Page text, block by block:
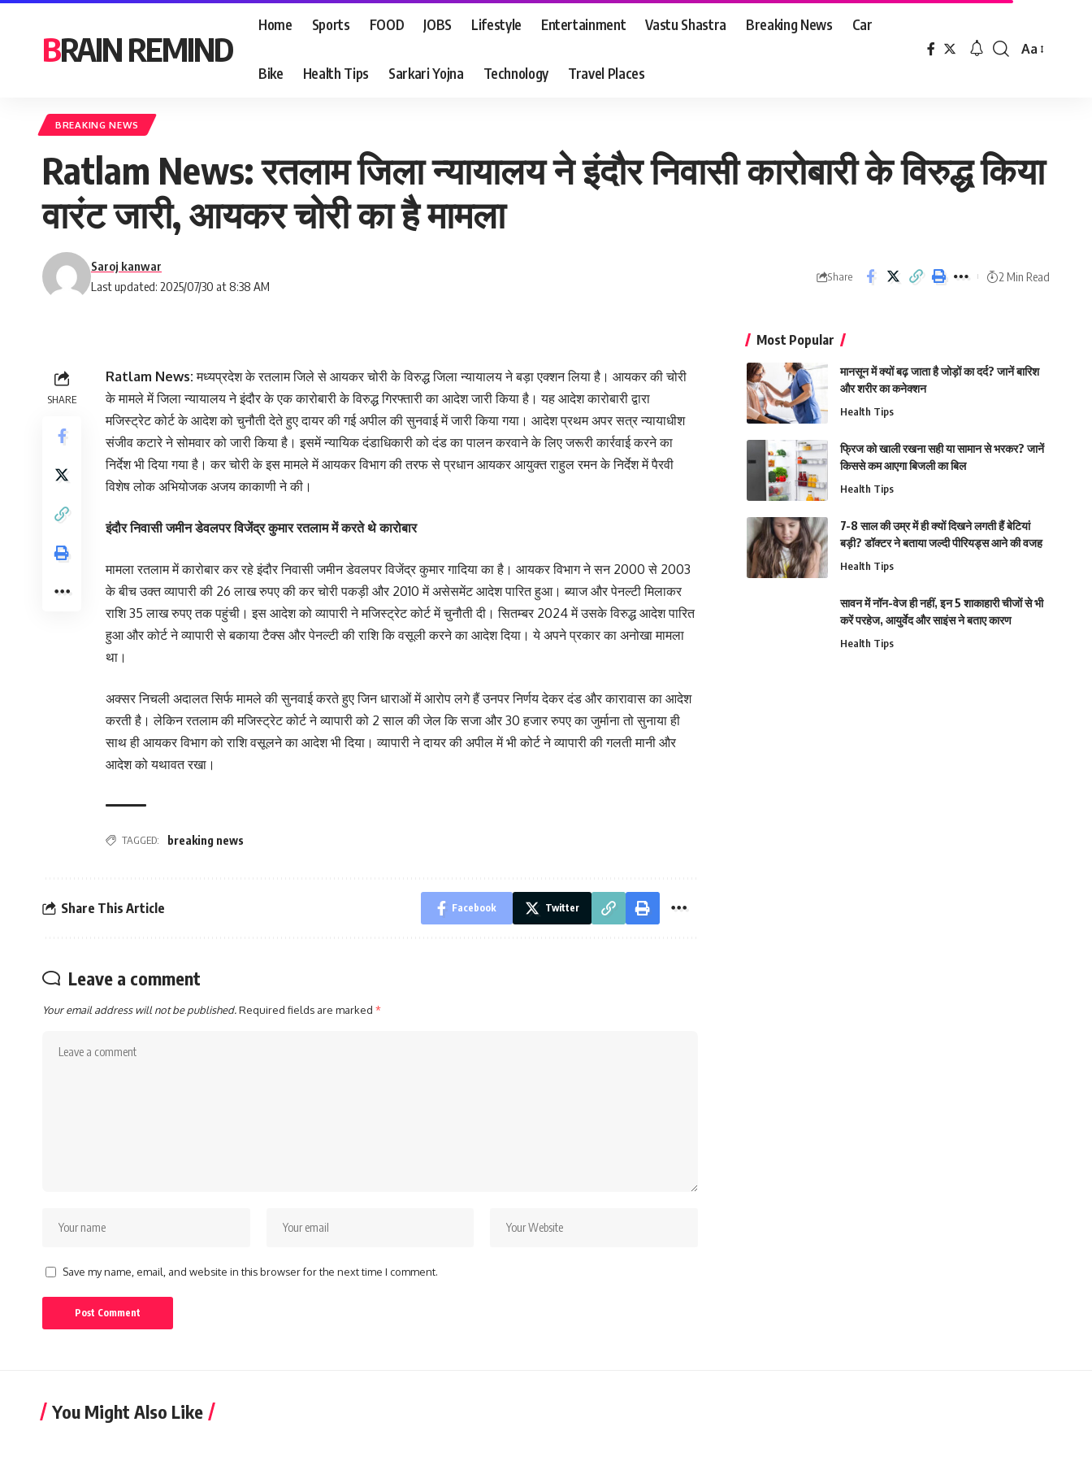
BRAIN REMIND
Home Sports FOOD JOBS Lifestyle Entertainment Vastu Shastra Breaking News Car
Bike Health Tips Sarkari Yojna Technology Travel Places
Font
Aa
BREAKING NEWS
Ratlam News: रतलाम जिला न्यायालय ने इंदौर निवासी कारोबारी के विरुद्ध किया
वारंट जारी, आयकर चोरी का है मामला
Last updated: 2025/07/30 at 8:38 AM
Saroj kanwar
Share 2 Min Read
SHARE
Ratlam News:मध्यप्रदेश के रतलाम जिले से आयकर चोरी के विरुद्ध जिला न्यायालय ने बड़ा एक्शन लिया है। आयकर की चोरी
के मामले में जिला न्यायालय ने इंदौर के एक कारोबारी के विरुद्ध गिरफ्तारी का आदेश जारी किया है। यह आदेश कारोबारी द्वारा
मजिस्ट्रेट कोर्ट के आदेश को चुनौती देते हुए दायर की गई अपील की सुनवाई में जारी किया गया। आदेश प्रथम अपर सत्र न्यायाधीश
संजीव कटारे ने सोमवार को जारी किया है। इसमें न्यायिक दंडाधिकारी को दंड का पालन करवाने के लिए जरूरी कार्रवाई करने का
निर्देश भी दिया गया है। कर चोरी के इस मामले में आयकर विभाग की तरफ से प्रधान आयकर आयुक्त राहुल रमन के निर्देश में पैरवी
विशेष लोक अभियोजक अजय काकाणी ने की।
इंदौर निवासी जमीन डेवलपर विजेंद्र कुमार रतलाम में करते थे कारोबार
मामला रतलाम में कारोबार कर रहे इंदौर निवासी जमीन डेवलपर विजेंद्र कुमार गादिया का है। आयकर विभाग ने सन 2000 से 2003
के बीच उक्त व्यापारी की 26 लाख रुपए की कर चोरी पकड़ी और 2010 में असेसमेंट आदेश पारित हुआ। ब्याज और पेनल्टी मिलाकर
राशि 35 लाख रुपए तक पहुंची। इस आदेश को व्यापारी ने मजिस्ट्रेट कोर्ट में चुनौती दी। सितम्बर 2024 में उसके विरुद्ध आदेश पारित
हुआ और कोर्ट ने व्यापारी से बकाया टैक्स और पेनल्टी की राशि कि वसूली करने का आदेश दिया। ये अपने प्रकार का अनोखा मामला
था।
अक्सर निचली अदालत सिर्फ मामले की सुनवाई करते हुए जिन धाराओं में आरोप लगे हैं उनपर निर्णय देकर दंड और कारावास का आदेश
करती है। लेकिन रतलाम की मजिस्ट्रेट कोर्ट ने व्यापारी को 2 साल की जेल कि सजा और 30 हजार रुपए का जुर्माना तो सुनाया ही
साथ ही आयकर विभाग को राशि वसूलने का आदेश भी दिया। व्यापारी ने दायर की अपील में भी कोर्ट ने व्यापारी की गलती मानी और
आदेश को यथावत रखा।
TAGGED: breaking news
Share This Article Facebook Twitter
Leave a comment
Your email address will not be published.Required fields are marked *
Save my name, email, and website in this browser for the next time I comment.
Most Popular
मानसून में क्यों बढ़ जाता है जोड़ों का दर्द? जानें बारिश
और शरीर का कनेक्शन
Health Tips
फ्रिज को खाली रखना सही या सामान से भरकर? जानें
किससे कम आएगा बिजली का बिल
Health Tips
7-8 साल की उम्र में ही क्यों दिखने लगती हैं बेटियां
बड़ी? डॉक्टर ने बताया जल्दी पीरियड्स आने की वजह
Health Tips
सावन में नॉन-वेज ही नहीं, इन 5 शाकाहारी चीजों से भी
करें परहेज, आयुर्वेद और साइंस ने बताए कारण
Health Tips
You Might Also Like